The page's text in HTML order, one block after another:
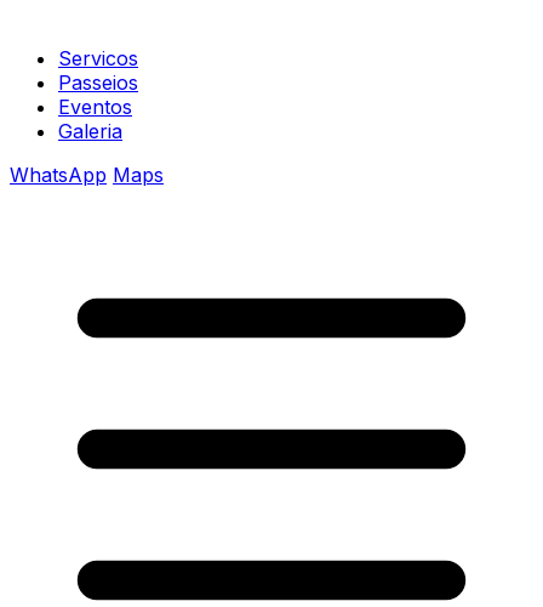
Servicos
Passeios
Eventos
Galeria
WhatsApp Maps